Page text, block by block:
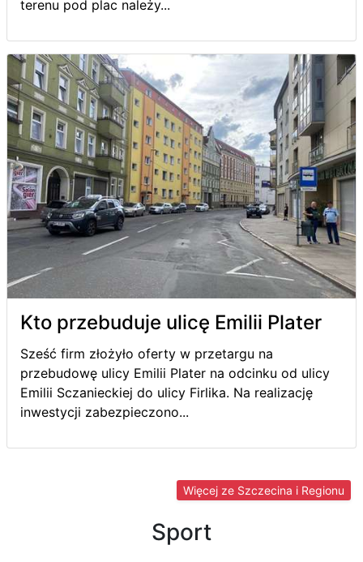
terenu pod plac należy...
Kto przebuduje ulicę Emilii Plater
Sześć firm złożyło oferty w przetargu na
przebudowę ulicy Emilii Plater na odcinku od ulicy
Emilii Sczanieckiej do ulicy Firlika. Na realizację
inwestycji zabezpieczono...
Więcej ze Szczecina i Regionu
Sport